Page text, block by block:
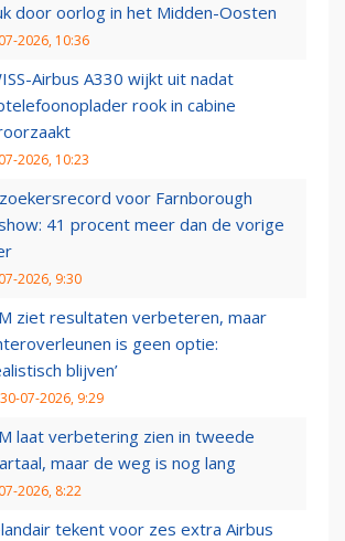
door oorlog in het Midden-Oosten
2026, 10:36
Airbus A330 wijkt uit nadat
rook in cabine
2026, 10:23
voor Farnborough
41 procent meer dan de vorige
2026, 9:30
ziet resultaten verbeteren, maar
is geen optie:
blijven’
30-07-2026, 9:29
laat verbetering zien in tweede
maar de weg is nog lang
2026, 8:22
tekent voor zes extra Airbus